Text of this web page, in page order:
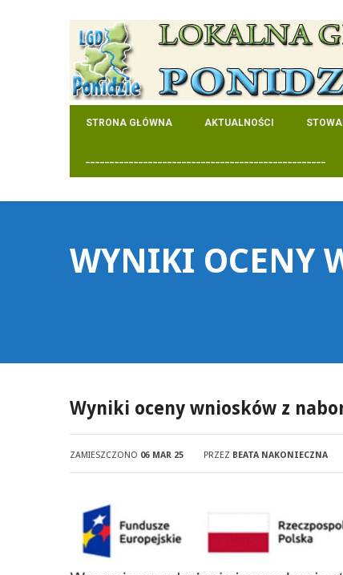
STRONA GŁÓWNA AKTUALNOŚCI
__________________________________________________
WYNIKI OCENY
Wyniki oceny wniosków z
ZAMIESZCZONO 06 MAR 25 PRZEZ BEATA NAKONIECZNA